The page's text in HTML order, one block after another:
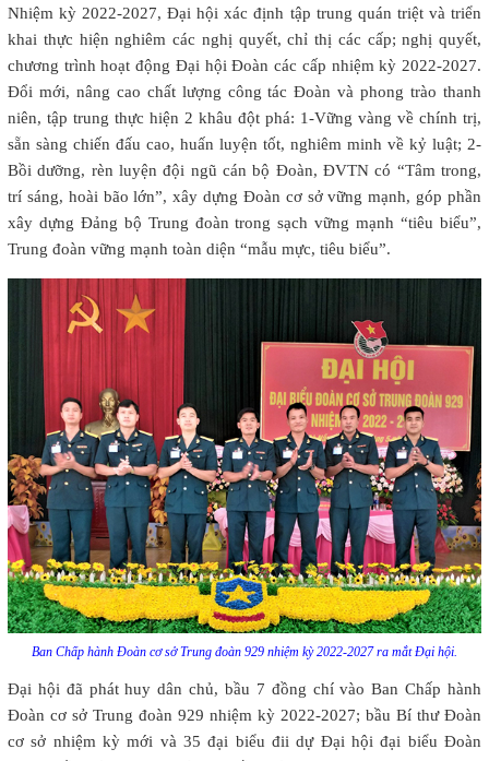
Nhiệm kỳ 2022-2027, Đại hội xác định tập trung quán triệt và triển
khai thực hiện nghiêm các nghị quyết, chỉ thị các cấp; nghị quyết,
chương trình hoạt động Đại hội Đoàn các cấp nhiệm kỳ 2022-2027.
Đổi mới, nâng cao chất lượng công tác Đoàn và phong trào thanh
niên, tập trung thực hiện 2 khâu đột phá: 1-Vững vàng về chính trị,
sẵn sàng chiến đấu cao, huấn luyện tốt, nghiêm minh về kỷ luật; 2-
Bồi dưỡng, rèn luyện đội ngũ cán bộ Đoàn, ĐVTN có “Tâm trong,
trí sáng, hoài bão lớn”, xây dựng Đoàn cơ sở vững mạnh, góp phần
xây dựng Đảng bộ Trung đoàn trong sạch vững mạnh “tiêu biểu”,
Trung đoàn vững mạnh toàn diện “mẫu mực, tiêu biểu”.
Ban Chấp hành Đoàn cơ sở Trung đoàn 929 nhiệm kỳ 2022-2027 ra mắt Đại hội.
Đại hội đã phát huy dân chủ, bầu 7 đồng chí vào Ban Chấp hành
Đoàn cơ sở Trung đoàn 929 nhiệm kỳ 2022-2027; bầu Bí thư Đoàn
cơ sở nhiệm kỳ mới và 35 đại biểu đii dự Đại hội đại biểu Đoàn